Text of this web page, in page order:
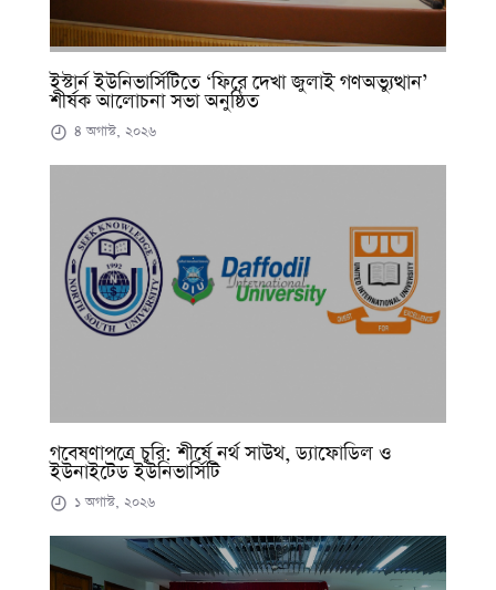
ইস্টার্ন ইউনিভার্সিটিতে ‘ফিরে দেখা জুলাই গণঅভ্যুত্থান’
শীর্ষক আলোচনা সভা অনুষ্ঠিত
৪ অগাস্ট, ২০২৬
গবেষণাপত্রে চুরি: শীর্ষে নর্থ সাউথ, ড্যাফোডিল ও
ইউনাইটেড ইউনিভার্সিটি
১ অগাস্ট, ২০২৬